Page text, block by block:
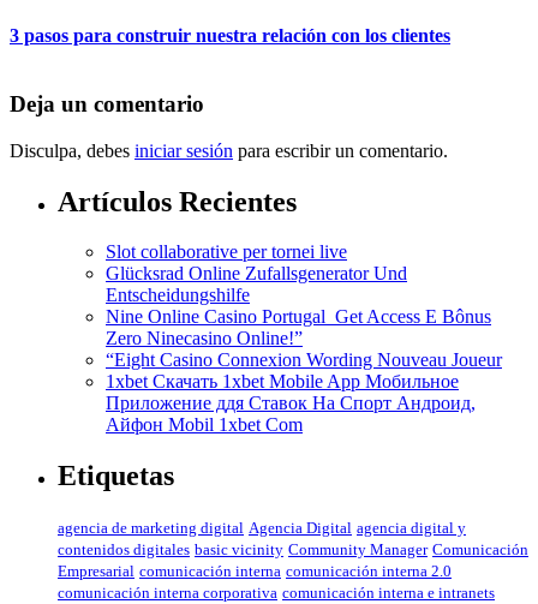
3 pasos para construir nuestra relación con los clientes
Deja un comentario
Disculpa, debes iniciar sesión para escribir un comentario.
Artículos Recientes
Slot collaborative per tornei live
Glücksrad Online Zufallsgenerator Und
Entscheidungshilfe
Nine Online Casino Portugal ️ Get Access E Bônus
Zero Ninecasino Online!”
“Eight Casino Connexion Wording Nouveau Joueur
1xbet Скачать 1xbet Mobile App Мобильное
Приложение ддя Ставок На Спорт Андроид,
Айфон Mobil 1xbet Com
Etiquetas
agencia de marketing digital Agencia Digital agencia digital y
contenidos digitales basic vicinity Community Manager Comunicación
Empresarial comunicación interna comunicación interna 2.0
comunicación interna corporativa comunicación interna e intranets